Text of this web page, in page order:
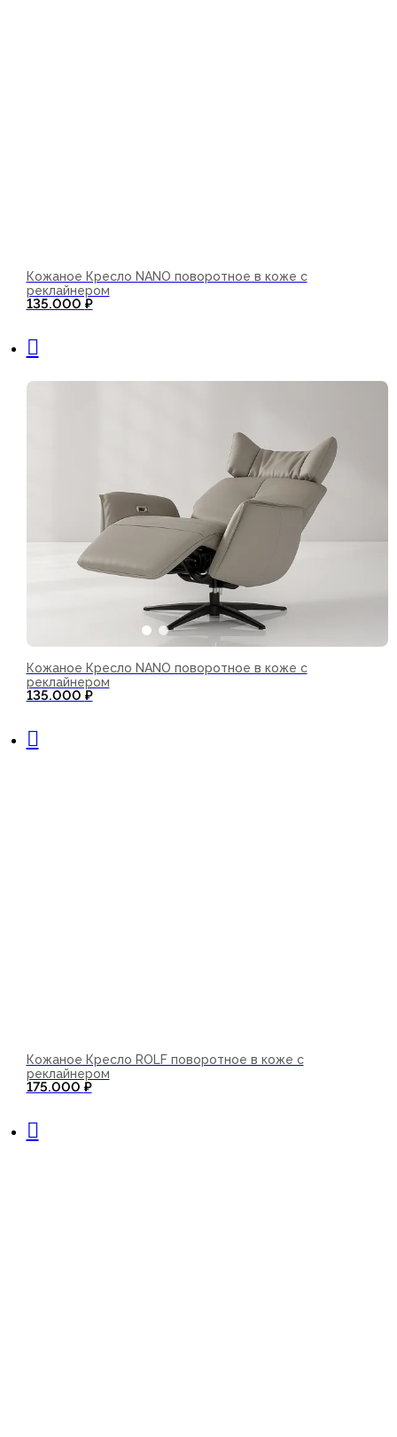
Кожаное Кресло NANO поворотное в коже с
реклайнером
135.000 ₽
Кожаное Кресло NANO поворотное в коже с
реклайнером
135.000 ₽
Кожаное Кресло ROLF поворотное в коже с
реклайнером
175.000 ₽